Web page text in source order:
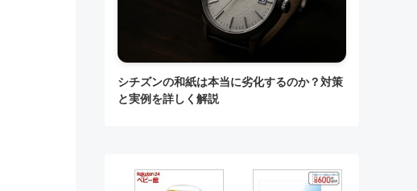
シチズンの和紙は本当に劣化するのか？対策
と実例を詳しく解説